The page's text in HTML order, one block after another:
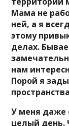
Мама не
ней, а я
этому
делах.
нам
Порой я
У меня даже
целый день.